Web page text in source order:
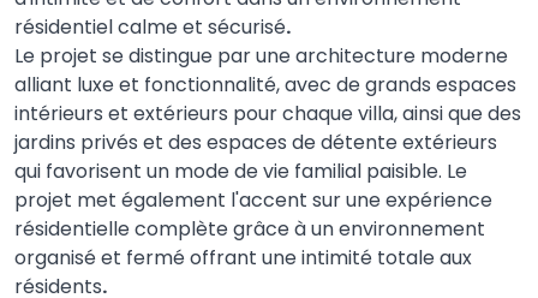
résidentiel calme et sécurisé.
Le projet se distingue par une architecture moderne
alliant luxe et fonctionnalité, avec de grands espaces
intérieurs et extérieurs pour chaque villa, ainsi que des
jardins privés et des espaces de détente extérieurs
qui favorisent un mode de vie familial paisible. Le
projet met également l'accent sur une expérience
résidentielle complète grâce à un environnement
organisé et fermé offrant une intimité totale aux
résidents.